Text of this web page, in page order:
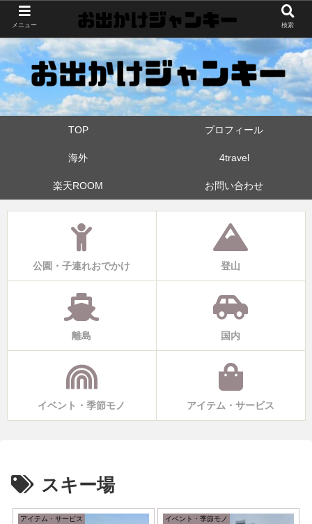
世界中・日本中を旅したおでかけ狂なパパが埼玉県と近県の公園やお出かけス
ポットを攻めています！たまに登山も
TOP プロフィール
海外 4travel
楽天ROOM お問い合わせ
公園・子連れおでかけ 登山
離島 国内
イベント・季節モノ アイテム・サービス
スキー場
アイテム・サービス イベント・季節モノ
メニュー 検索